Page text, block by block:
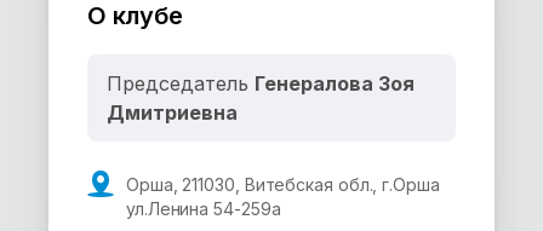
О клубе
Председатель Генералова Зоя
Дмитриевна
Орша, 211030, Витебская обл., г.Орша
ул.Ленина 54-259а